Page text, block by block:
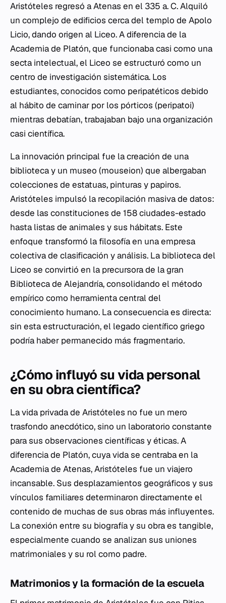
Aristóteles regresó a Atenas en el 335 a. C. Alquiló
un complejo de edificios cerca del templo de Apolo
Licio, dando origen al Liceo. A diferencia de la
Academia de Platón, que funcionaba casi como una
secta intelectual, el Liceo se estructuró como un
centro de investigación sistemática. Los
estudiantes, conocidos como peripatéticos debido
al hábito de caminar por los pórticos (peripatoi)
mientras debatían, trabajaban bajo una organización
casi científica.
La innovación principal fue la creación de una
biblioteca y un museo (mouseion) que albergaban
colecciones de estatuas, pinturas y papiros.
Aristóteles impulsó la recopilación masiva de datos:
desde las constituciones de 158 ciudades-estado
hasta listas de animales y sus hábitats. Este
enfoque transformó la filosofía en una empresa
colectiva de clasificación y análisis. La biblioteca del
Liceo se convirtió en la precursora de la gran
Biblioteca de Alejandría, consolidando el método
empírico como herramienta central del
conocimiento humano. La consecuencia es directa:
sin esta estructuración, el legado científico griego
podría haber permanecido más fragmentario.
¿Cómo influyó su vida personal
en su obra científica?
La vida privada de Aristóteles no fue un mero
trasfondo anecdótico, sino un laboratorio constante
para sus observaciones científicas y éticas. A
diferencia de Platón, cuya vida se centraba en la
Academia de Atenas, Aristóteles fue un viajero
incansable. Sus desplazamientos geográficos y sus
vínculos familiares determinaron directamente el
contenido de muchas de sus obras más influyentes.
La conexión entre su biografía y su obra es tangible,
especialmente cuando se analizan sus uniones
matrimoniales y su rol como padre.
Matrimonios y la formación de la escuela